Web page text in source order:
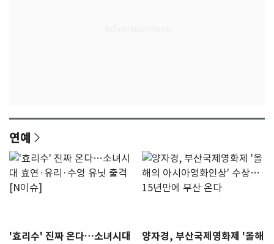
연예
'효리수' 진짜 온다…소녀시대
양자경, 부산국제영화제 '올해